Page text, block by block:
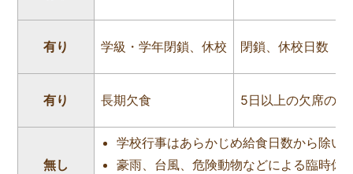
有り 学級・学年閉鎖、休校 閉鎖、休校日数
有り 長期欠食 5日以上の欠席の
無し
学校行事はあらかじめ給食日数から除い
豪雨、台風、危険動物などによる臨時休